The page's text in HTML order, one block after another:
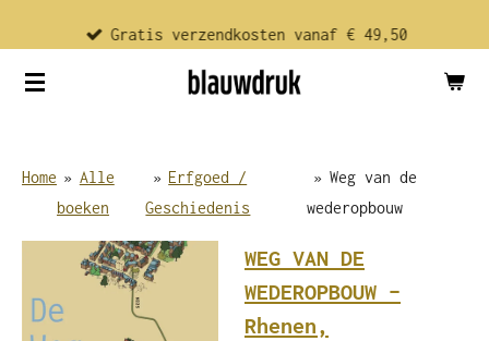
direct
naar
Gratis verzendkosten vanaf € 49,50
Home » Alle
boeken
» Erfgoed /
Geschiedenis
» Weg van de
wederopbouw
WEG VAN DE
WEDEROPBOUW –
Rhenen,